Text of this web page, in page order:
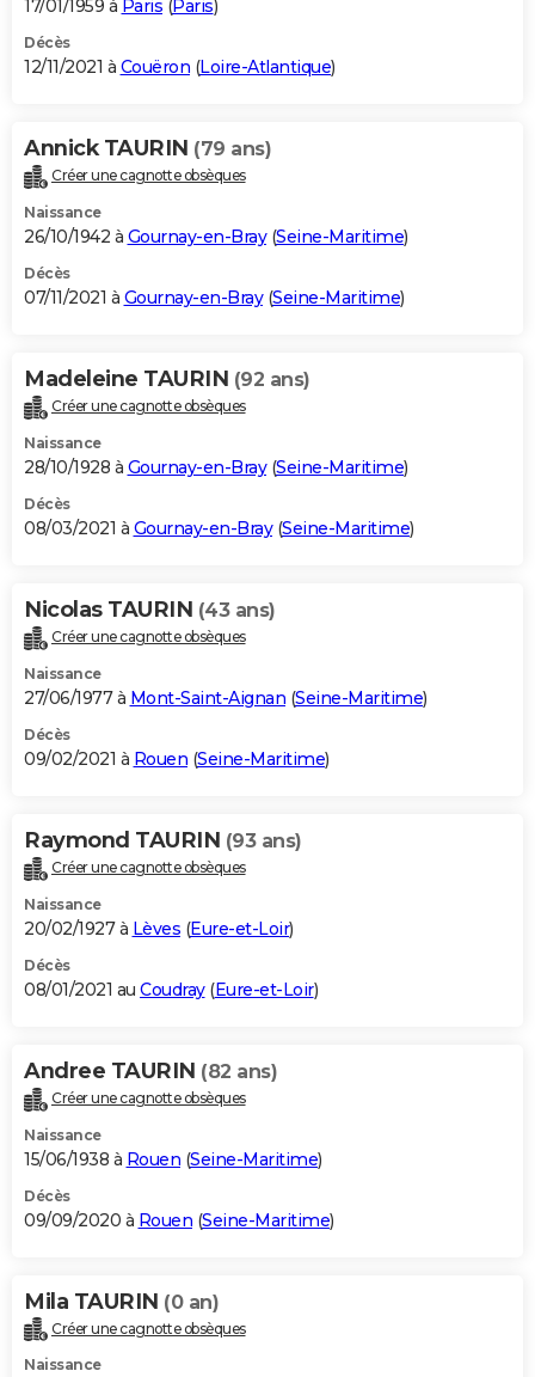
17/01/1959 à Paris (Paris)
Décès
12/11/2021 à Couëron (Loire-Atlantique)
Annick TAURIN (79 ans)
Créer une cagnotte obsèques
Naissance
26/10/1942 à Gournay-en-Bray(Seine-Maritime)
Décès
07/11/2021 à Gournay-en-Bray(Seine-Maritime)
Madeleine TAURIN (92 ans)
Créer une cagnotte obsèques
Naissance
28/10/1928 à Gournay-en-Bray(Seine-Maritime)
Décès
08/03/2021 à Gournay-en-Bray(Seine-Maritime)
Nicolas TAURIN (43 ans)
Créer une cagnotte obsèques
Naissance
27/06/1977 à Mont-Saint-Aignan (Seine-Maritime)
Décès
09/02/2021 à Rouen (Seine-Maritime)
Raymond TAURIN (93 ans)
Créer une cagnotte obsèques
Naissance
20/02/1927 à Lèves (Eure-et-Loir)
Décès
08/01/2021 au Coudray(Eure-et-Loir)
Andree TAURIN (82 ans)
Créer une cagnotte obsèques
Naissance
15/06/1938 à Rouen (Seine-Maritime)
Décès
09/09/2020 à Rouen (Seine-Maritime)
Mila TAURIN (0 an)
Créer une cagnotte obsèques
Naissance